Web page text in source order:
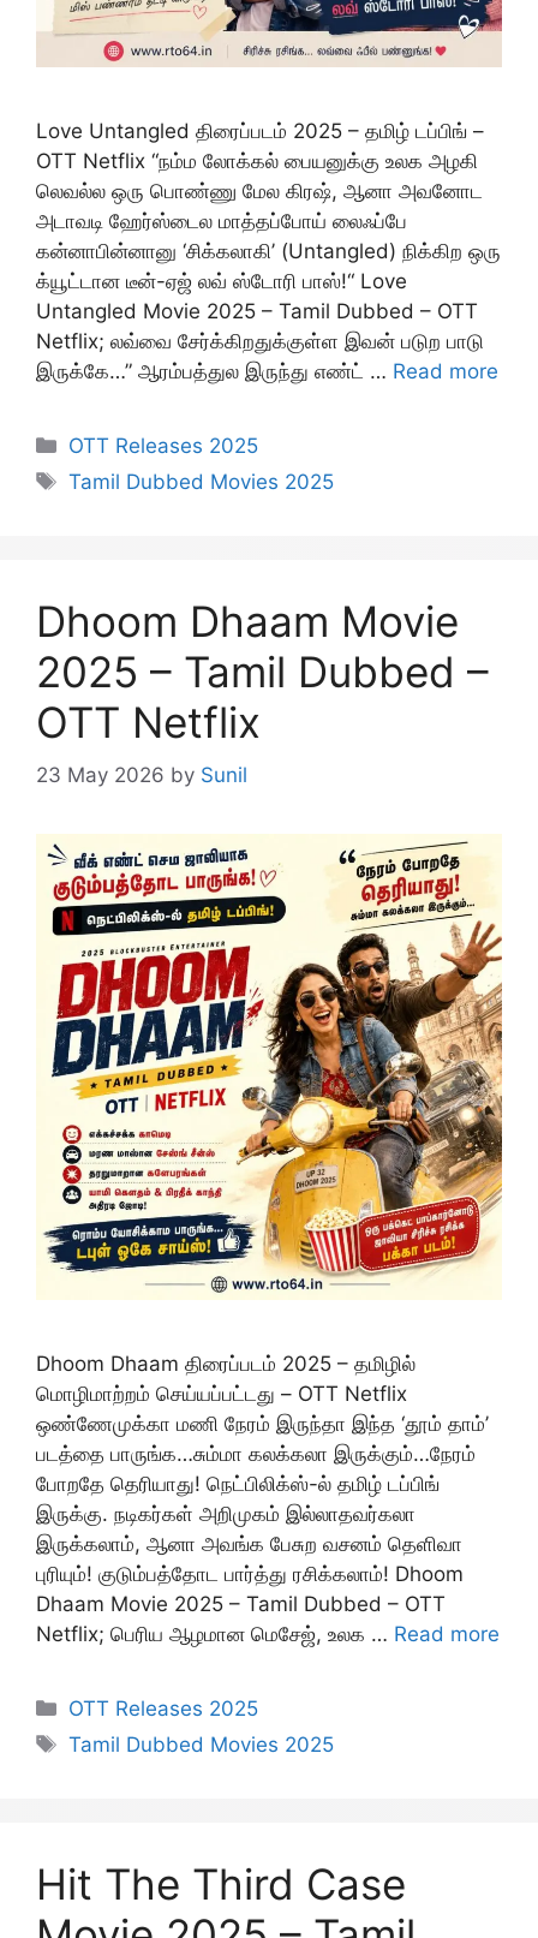
Love Untangled திரைப்படம் 2025 – தமிழ் டப்பிங் –
OTT Netflix “நம்ம லோக்கல் பையனுக்கு உலக அழகி
லெவல்ல ஒரு பொண்ணு மேல கிரஷ், ஆனா அவனோட
அடாவடி ஹேர்ஸ்டைல மாத்தப்போய் லைஃப்பே
கன்னாபின்னானு ‘சிக்கலாகி’ (Untangled) நிக்கிற ஒரு
க்யூட்டான டீன்-ஏஜ் லவ் ஸ்டோரி பாஸ்!“ Love
Untangled Movie 2025 – Tamil Dubbed – OTT
Netflix; லவ்வை சேர்க்கிறதுக்குள்ள இவன் படுற பாடு
இருக்கே…” ஆரம்பத்துல இருந்து எண்ட் … Read more
Categories
OTT Releases 2025
Tags
Tamil Dubbed Movies 2025
Dhoom Dhaam Movie
2025 – Tamil Dubbed –
OTT Netflix
23 May 2026 by Sunil
Dhoom Dhaam திரைப்படம் 2025 – தமிழில்
மொழிமாற்றம் செய்யப்பட்டது – OTT Netflix
ஒண்ணேமுக்கா மணி நேரம் இருந்தா இந்த ‘தூம் தாம்’
படத்தை பாருங்க…சும்மா கலக்கலா இருக்கும்…நேரம்
போறதே தெரியாது! நெட்பிலிக்ஸ்-ல் தமிழ் டப்பிங்
இருக்கு. நடிகர்கள் அறிமுகம் இல்லாதவர்கலா
இருக்கலாம், ஆனா அவங்க பேசுற வசனம் தெளிவா
புரியும்! குடும்பத்தோட பார்த்து ரசிக்கலாம்! Dhoom
Dhaam Movie 2025 – Tamil Dubbed – OTT
Netflix; பெரிய ஆழமான மெசேஜ், உலக … Read more
Categories
OTT Releases 2025
Tags
Tamil Dubbed Movies 2025
Hit The Third Case